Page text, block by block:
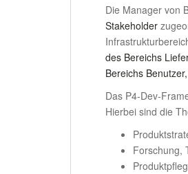
Die Manager von
Stakeholder
des Bereichs
Bereichs
Das P4-Dev-
Hierbei sind die
Forschung,